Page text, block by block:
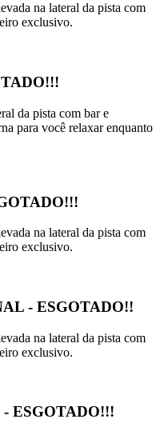
na lateral da pista com
exclusivo.
da pista com bar e
para você relaxar enquanto
na lateral da pista com
exclusivo.
- ESGOTADO!!
na lateral da pista com
exclusivo.
ESGOTADO!!!